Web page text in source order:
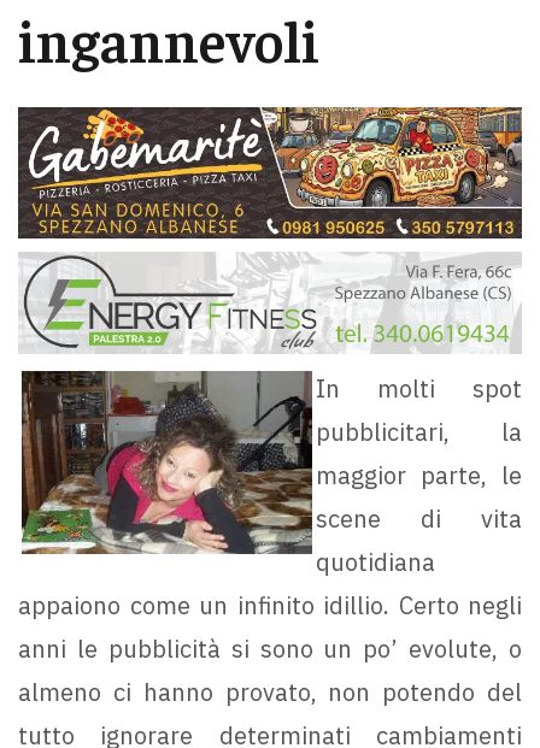
ingannevoli
In molti spot
pubblicitari, la
maggior parte, le
scene di vita
quotidiana
appaiono come un infinito idillio. Certo negli
anni le pubblicità si sono un po’ evolute, o
almeno ci hanno provato, non potendo del
tutto ignorare determinati cambiamenti